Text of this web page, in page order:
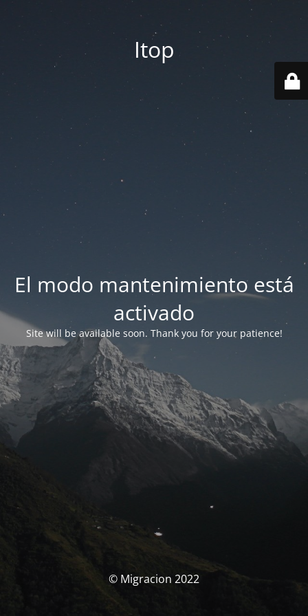
Itop
El modo mantenimiento está
activado
Site will be available soon. Thank you for your patience!
© Migracion 2022